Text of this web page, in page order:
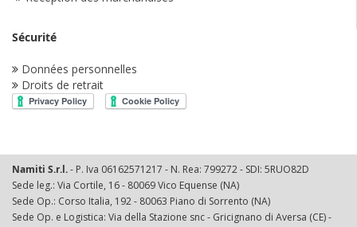
Sécurité
Données personnelles
Droits de retrait
Namiti S.r.l.- P. Iva 06162571217 - N. Rea: 799272 - SDI: 5RUO82D
Sede leg.: Via Cortile, 16 - 80069 Vico Equense (NA)
Sede Op.: Corso Italia, 192 - 80063 Piano di Sorrento (NA)
Sede Op. e Logistica: Via della Stazione snc - Gricignano di Aversa (CE) -